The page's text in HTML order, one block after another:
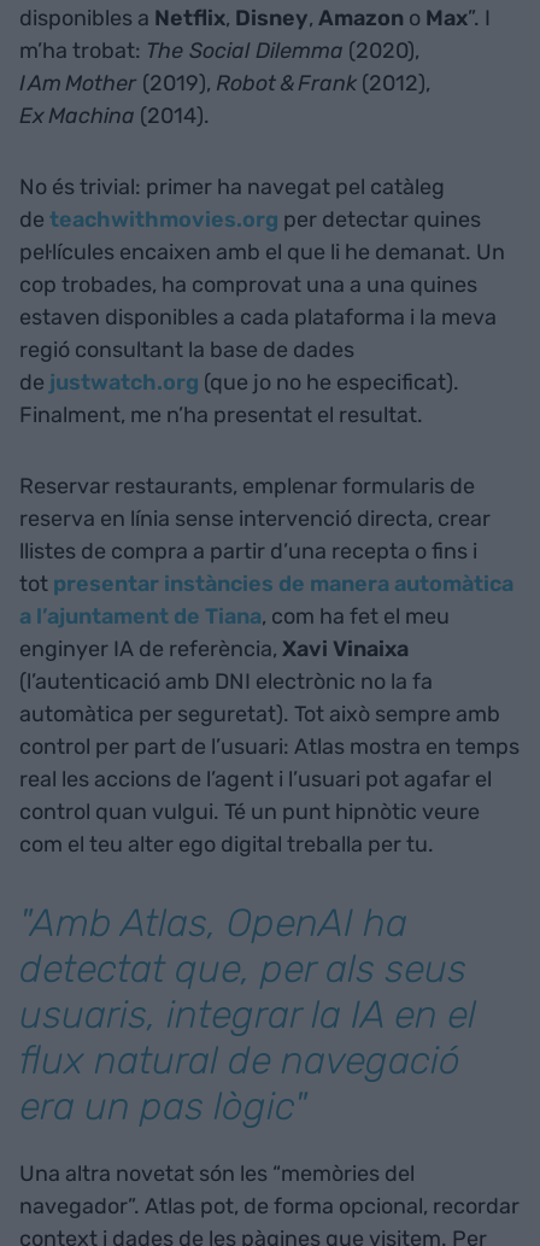
disponibles a Netflix, Disney, Amazon o Max”. I
m’ha trobat: The Social Dilemma (2020),
I Am Mother (2019), Robot & Frank (2012),
Ex Machina (2014).
No és trivial: primer ha navegat pel catàleg
de teachwithmovies.org per detectar quines
pel·lícules encaixen amb el que li he demanat. Un
cop trobades, ha comprovat una a una quines
estaven disponibles a cada plataforma i la meva
regió consultant la base de dades
de justwatch.org (que jo no he especificat).
Finalment, me n’ha presentat el resultat.
Reservar restaurants, emplenar formularis de
reserva en línia sense intervenció directa, crear
llistes de compra a partir d’una recepta o fins i
tot presentar instàncies de manera automàtica
a l’ajuntament de Tiana, com ha fet el meu
enginyer IA de referència, Xavi Vinaixa
(l’autenticació amb DNI electrònic no la fa
automàtica per seguretat). Tot això sempre amb
control per part de l’usuari: Atlas mostra en temps
real les accions de l’agent i l’usuari pot agafar el
control quan vulgui. Té un punt hipnòtic veure
com el teu alter ego digital treballa per tu.
"Amb Atlas, OpenAI ha
detectat que, per als seus
usuaris, integrar la IA en el
flux natural de navegació
era un pas lògic"
Una altra novetat són les “memòries del
navegador”. Atlas pot, de forma opcional, recordar
context i dades de les pàgines que visitem. Per